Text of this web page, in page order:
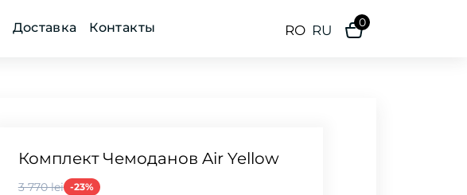
Доставка Контакты RO RU 0
Комплект Чемоданов Air Yellow
3 770 lei -23%